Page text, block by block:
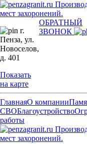
мест захоронений.
г.
Пенза, ул.
Новоселов,
д. 401
Показать
на карте
ОБРАТНЫЙ
ЗВОНОК
ГлавнаяО компании
СВОБлагоустройство
работы
мест захоронений.